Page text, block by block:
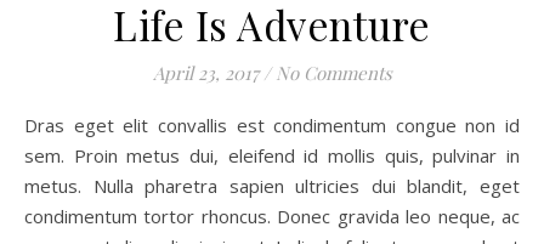
Life Is Adventure
April 23, 2017 / No Comments
Dras eget elit convallis est condimentum congue non id
sem. Proin metus dui, eleifend id mollis quis, pulvinar in
metus. Nulla pharetra sapien ultricies dui blandit, eget
condimentum tortor rhoncus. Donec gravida leo neque, ac